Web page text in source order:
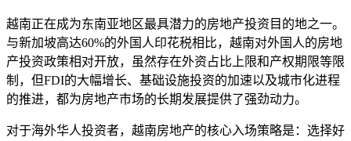
越南正在成为东南亚地区最具潜力的房地产投资目的地之一。
与新加坡高达60%的外国人印花税相比，越南对外国人的房地
产投资政策相对开放，虽然存在外资占比上限和产权期限等限
制，但FDI的大幅增长、基础设施投资的加速以及城市化进程
的推进，都为房地产市场的长期发展提供了强劲动力。
对于海外华人投资者，越南房地产的核心入场策略是：选择好